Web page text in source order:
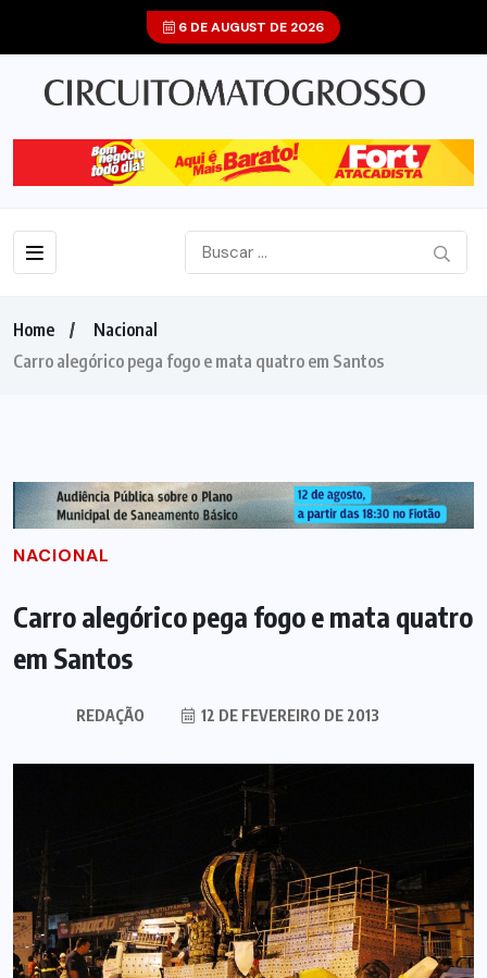
6 DE AUGUST DE 2026
Home
Nacional
Carro alegórico pega fogo e mata quatro em Santos
NACIONAL
Carro alegórico pega fogo e mata quatro
em Santos
REDAÇÃO 12 DE FEVEREIRO DE 2013